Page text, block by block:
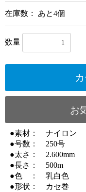
在庫数： あと4個
数量
お
●素材： ナイロン
●号数： 250号
●太さ： 2.600mm
●長さ： 500m
●色 ： 乳白色
●形状： カセ巻